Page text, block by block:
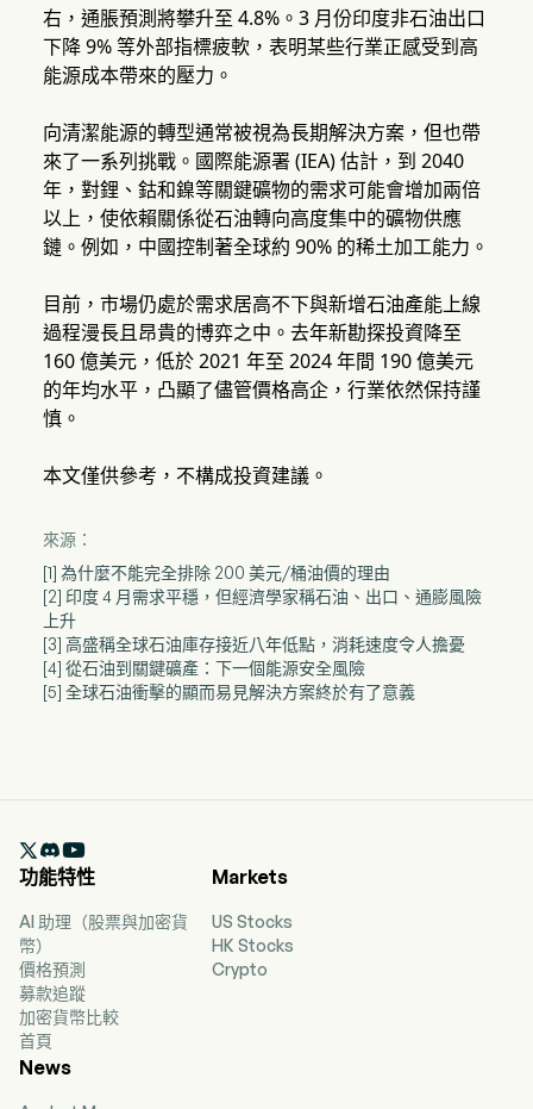
右，通脹預測將攀升至 4.8%。3 月份印度非石油出口
下降 9% 等外部指標疲軟，表明某些行業正感受到高
能源成本帶來的壓力。
向清潔能源的轉型通常被視為長期解決方案，但也帶
來了一系列挑戰。國際能源署 (IEA) 估計，到 2040
年，對鋰、鈷和鎳等關鍵礦物的需求可能會增加兩倍
以上，使依賴關係從石油轉向高度集中的礦物供應
鏈。例如，中國控制著全球約 90% 的稀土加工能力。
目前，市場仍處於需求居高不下與新增石油產能上線
過程漫長且昂貴的博弈之中。去年新勘探投資降至
160 億美元，低於 2021 年至 2024 年間 190 億美元
的年均水平，凸顯了儘管價格高企，行業依然保持謹
慎。
本文僅供參考，不構成投資建議。
來源：
[1] 為什麼不能完全排除 200 美元/桶油價的理由
[2] 印度 4 月需求平穩，但經濟學家稱石油、出口、通膨風險
上升
[3] 高盛稱全球石油庫存接近八年低點，消耗速度令人擔憂
[4] 從石油到關鍵礦產：下一個能源安全風險
[5] 全球石油衝擊的顯而易見解決方案終於有了意義

功能特性
AI 助理（股票與加密貨
幣）
價格預測
募款追蹤
加密貨幣比較
首頁
Markets
US Stocks
HK Stocks
Crypto
News